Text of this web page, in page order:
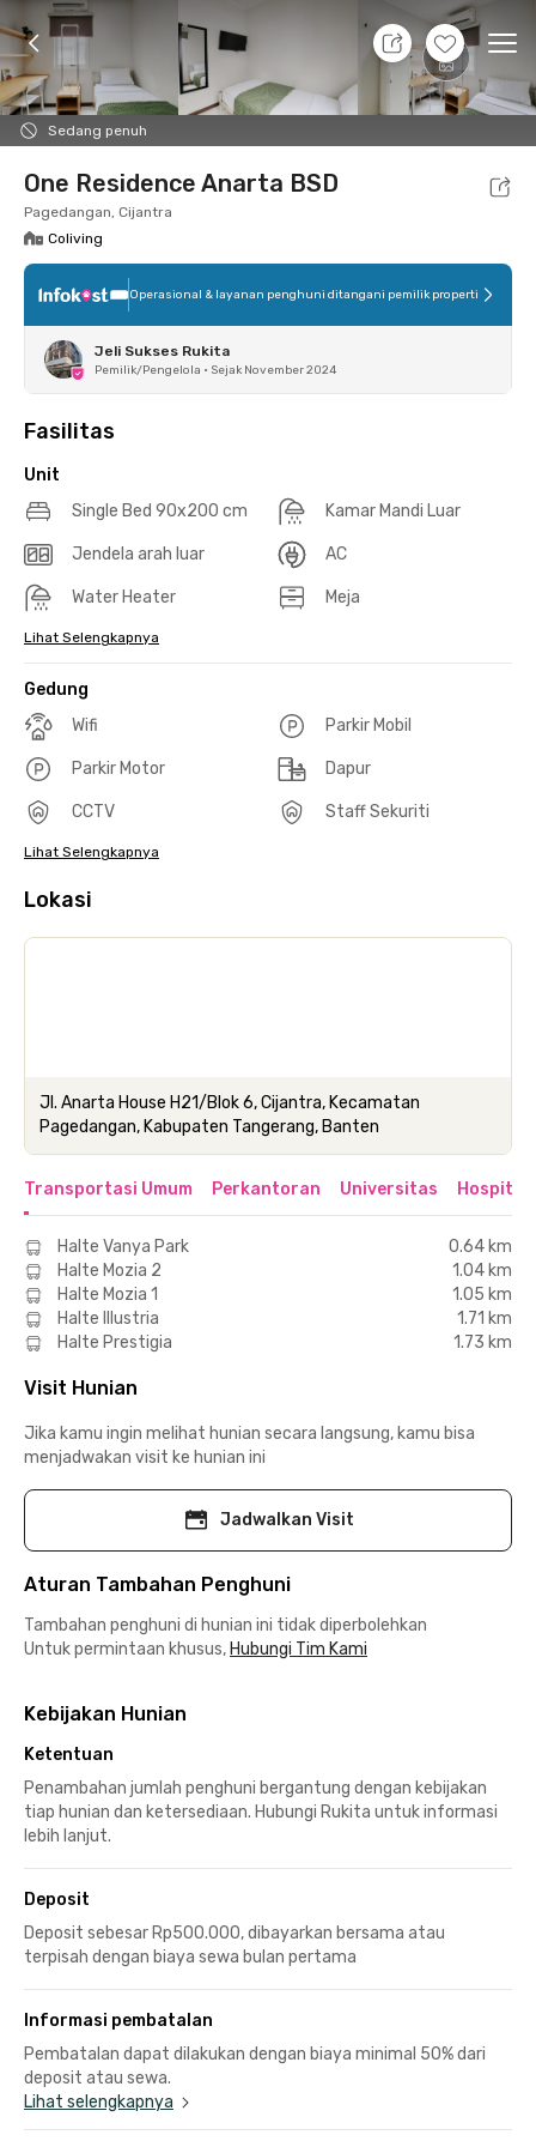
+15
Sedang penuh
10 Agt 26 - Belum tahu
Foto Fasilitas bersama Lokasi Aturan
One Residence Anarta BSD
Pagedangan, Cijantra
Coliving
Operasional & layanan penghuni ditangani pemilik properti
Jeli Sukses Rukita
Pemilik/Pengelola • Sejak November 2024
Fasilitas
Unit
Single Bed 90x200 cm
Kamar Mandi Luar
Jendela arah luar AC
Water Heater Meja
Lihat Selengkapnya
Gedung
Wifi
Parkir Mobil
Parkir Motor Dapur
CCTV Staff Sekuriti
Lihat Selengkapnya
Lokasi
Jl. Anarta House H21/Blok 6, Cijantra, Kecamatan
Pagedangan, Kabupaten Tangerang, Banten
Transportasi Umum Perkantoran Universitas Hospital
Halte Vanya Park
0.64 km
Halte Mozia 2
1.04 km
Halte Mozia 1
1.05 km
Halte Illustria
1.71 km
Halte Prestigia
1.73 km
Visit Hunian
Jika kamu ingin melihat hunian secara langsung, kamu bisa
menjadwakan visit ke hunian ini
Jadwalkan Visit
Aturan Tambahan Penghuni
Tambahan penghuni di hunian ini tidak diperbolehkan
Untuk permintaan khusus, Hubungi Tim Kami
Kebijakan Hunian
Ketentuan
Penambahan jumlah penghuni bergantung dengan kebijakan
tiap hunian dan ketersediaan. Hubungi Rukita untuk informasi
lebih lanjut.
Deposit
Deposit sebesar Rp500.000, dibayarkan bersama atau
terpisah dengan biaya sewa bulan pertama
Informasi pembatalan
Pembatalan dapat dilakukan dengan biaya minimal 50% dari
deposit atau sewa.
Lihat selengkapnya